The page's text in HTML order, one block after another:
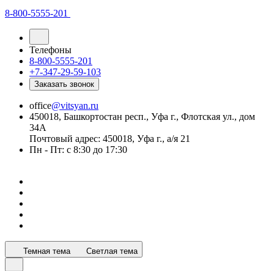
8-800-5555-201
Телефоны
8-800-5555-201
+7-347-29-59-103
Заказать звонок
office@vitsyan.ru
450018, Башкортостан респ., Уфа г., Флотская ул., дом
34А
Почтовый адрес: 450018, Уфа г., а/я 21
Пн - Пт: с 8:30 до 17:30
Темная тема Светлая тема